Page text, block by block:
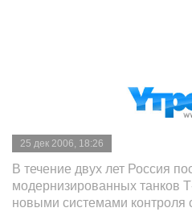
25 дек 2006, 18:26
В течение двух лет Россия
модернизированных
новыми системами контроля